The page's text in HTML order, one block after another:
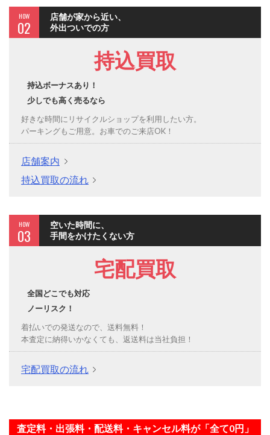
HOW
02
店舗が家から近い、
外出ついでの方
持込買取
持込ボーナスあり！
少しでも高く売るなら
好きな時間にリサイクルショップを利用したい方。
パーキングもご用意。お車でのご来店OK！
店舗案内
持込買取の流れ
HOW
03
空いた時間に、
手間をかけたくない方
宅配買取
全国どこでも対応
ノーリスク！
着払いでの発送なので、送料無料！
本査定に納得いかなくても、返送料は当社負担！
宅配買取の流れ
査定料・出張料・配送料・キャンセル料が「全て0円」